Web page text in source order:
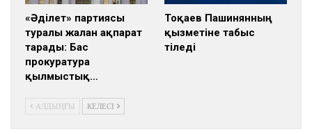
«Әділет» партиясы
туралы жалған ақпарат
тарады: Бас
прокуратура
қылмыстық…
Тоқаев Пашинянның
қызметіне табыс
тіледі
АЛДЫҢҒЫ КЕЛЕСІ